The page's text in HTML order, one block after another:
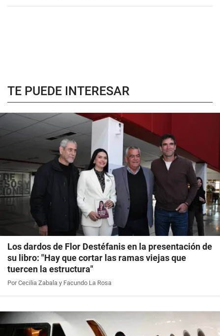
TE PUEDE INTERESAR
Los dardos de Flor Destéfanis en la presentación de
su libro: "Hay que cortar las ramas viejas que
tuercen la estructura"
Por Cecilia Zabala y Facundo La Rosa